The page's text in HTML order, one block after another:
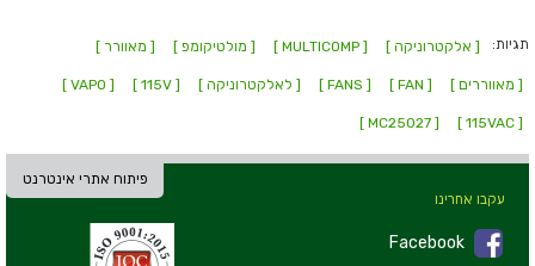
תגיות: [ אלקטרוניקה ] [ MULTICOMP ] [ מולטיקומפ ] [ מאוורר ]
[ מאווררים ] [ FAN ]
[ FANS ] [ לאלקטרוניקה ] [ 115V ]
[ VAPO ]
[ 115VAC ]
[ MC25027 ]
פיתוח אתרי אינטרנט
עקבו אחרינו
Facebook